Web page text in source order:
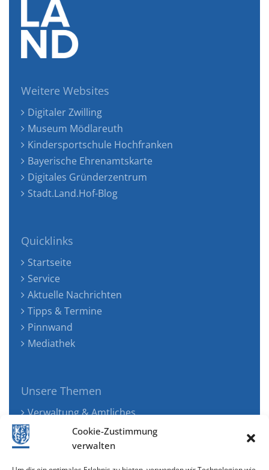
Cookie-Zustimmung
verwalten
Weitere Websites
Digitaler Zwilling
Museum Mödlareuth
Kindersportschule Hochfranken
Bayerische Ehrenamtskarte
Digitales Gründerzentrum
Stadt.Land.Hof-Blog
Quicklinks
Startseite
Service
Aktuelle Nachrichten
Tipps & Termine
Pinnwand
Mediathek
Unsere Themen
Verwaltung & Amtliches
Jugend, Familie & Gesundheit
Tourismus, Freizeit & Ökologie